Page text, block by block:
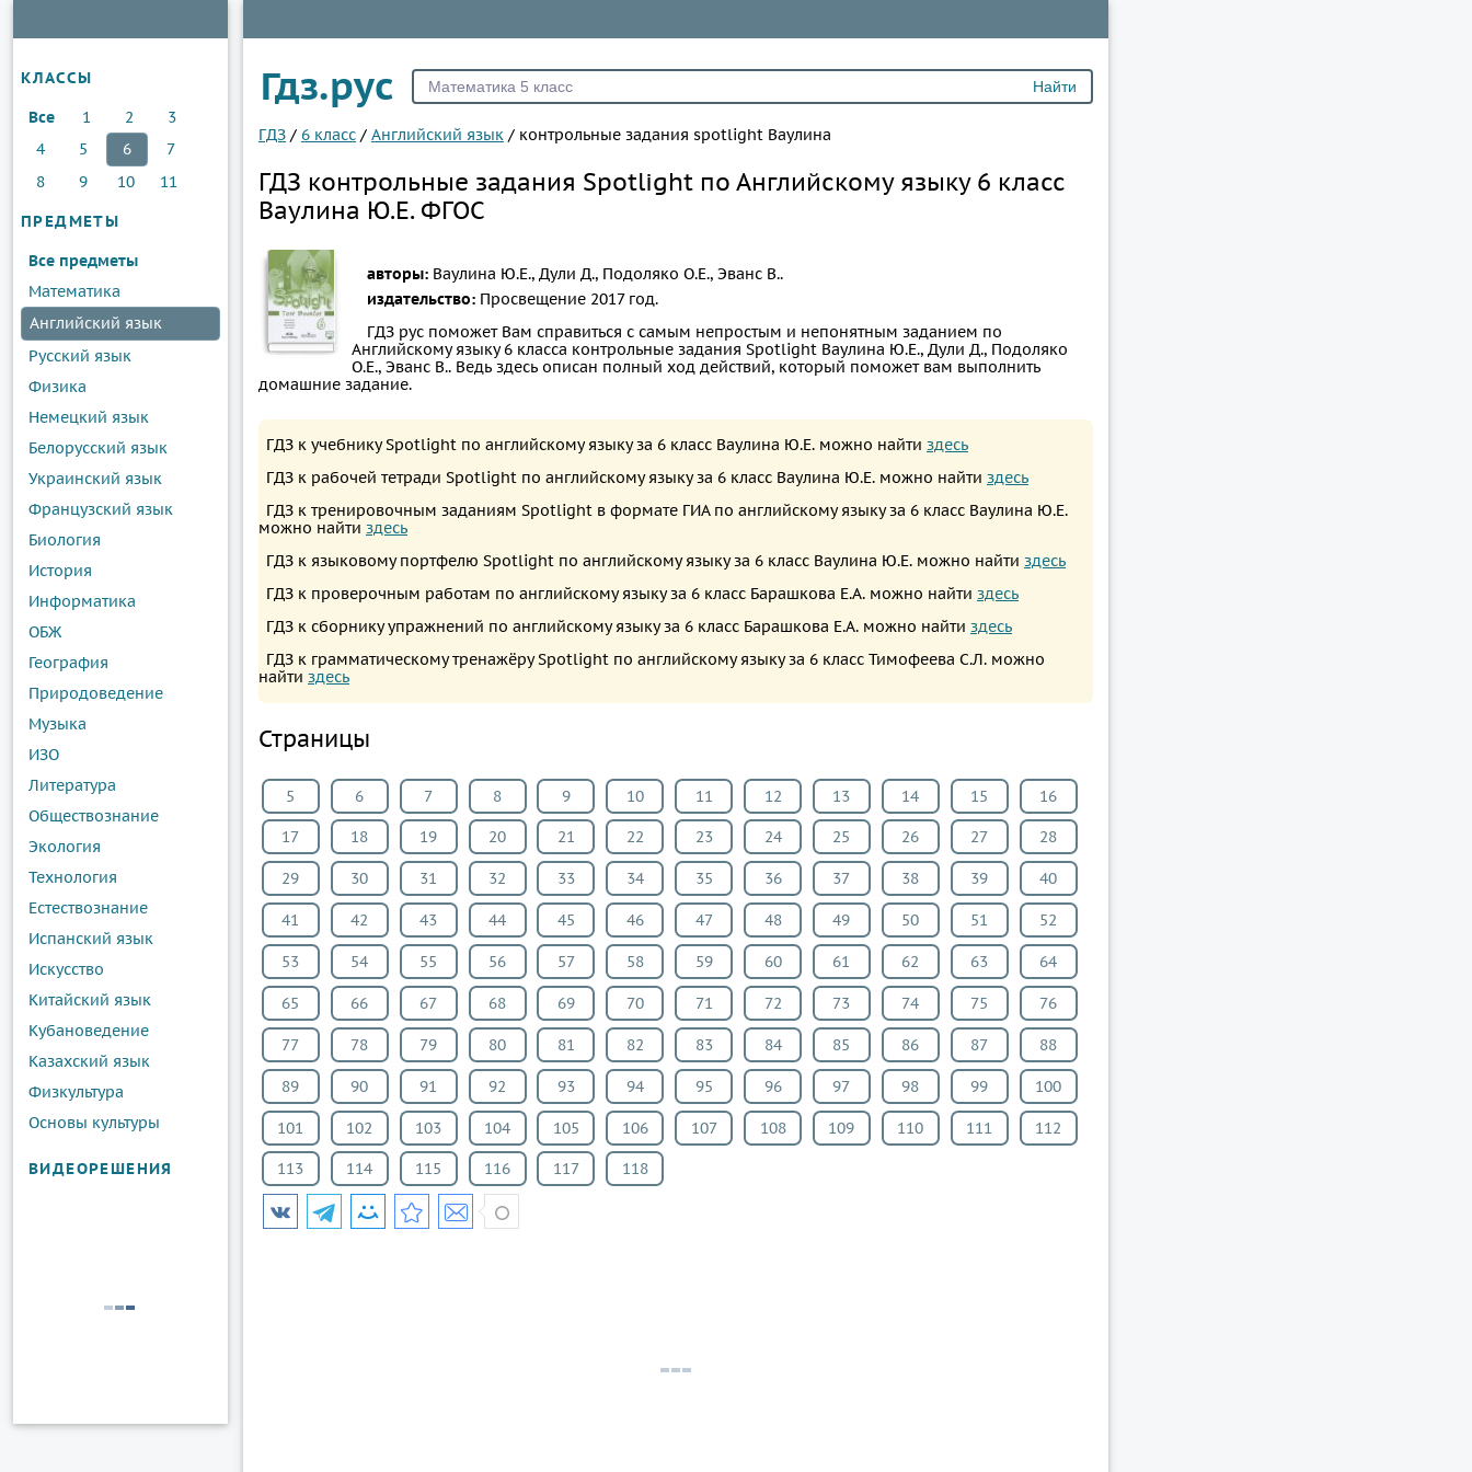
КЛАССЫ
Все
1 2
3
4
5 6
7
8
9 10
11
ПРЕДМЕТЫ
Все предметы
Математика
Английский язык
Русский язык
Физика
Немецкий язык
Белорусский язык
Украинский язык
Французский язык
Биология
История
Информатика
ОБЖ
География
Природоведение
Музыка
ИЗО
Литература
Обществознание
Экология
Технология
Естествознание
Испанский язык
Искусство
Китайский язык
Кубановедение
Казахский язык
Физкультура
Основы культуры
ВИДЕОРЕШЕНИЯ
Гдз.рус
ГДЗ / 6 класс / Английский язык / контрольные задания spotlight Ваулина
ГДЗ контрольные задания Spotlight по Английскому языку 6 класс
Ваулина Ю.Е. ФГОС
авторы: Ваулина Ю.Е., Дули Д., Подоляко О.Е., Эванс В..
издательство: Просвещение 2017 год.
ГДЗ рус поможет Вам справиться с самым непростым и непонятным заданием по
Английскому языку 6 класса контрольные задания Spotlight Ваулина Ю.Е., Дули Д., Подоляко
О.Е., Эванс В.. Ведь здесь описан полный ход действий, который поможет вам выполнить
домашние задание.
ГДЗ к учебнику Spotlight по английскому языку за 6 класс Ваулина Ю.Е. можно найти здесь
ГДЗ к рабочей тетради Spotlight по английскому языку за 6 класс Ваулина Ю.Е. можно найти здесь
ГДЗ к тренировочным заданиям Spotlight в формате ГИА по английскому языку за 6 класс Ваулина Ю.Е.
можно найти здесь
ГДЗ к языковому портфелю Spotlight по английскому языку за 6 класс Ваулина Ю.Е. можно найти здесь
ГДЗ к проверочным работам по английскому языку за 6 класс Барашкова Е.А. можно найти здесь
ГДЗ к сборнику упражнений по английскому языку за 6 класс Барашкова Е.А. можно найти здесь
ГДЗ к грамматическому тренажёру Spotlight по английскому языку за 6 класс Тимофеева С.Л. можно
найти здесь
Страницы
5 6 7 8 9 10 11 12 13 14 15 16
17 18 19 20 21 22 23 24 25 26 27 28
29 30 31 32 33 34 35 36 37 38 39 40
41 42 43 44 45 46 47 48 49 50 51 52
53 54 55 56 57 58 59 60 61 62 63 64
65 66 67 68 69 70 71 72 73 74 75 76
77 78 79 80 81 82 83 84 85 86 87 88
89 90 91 92 93 94 95 96 97 98 99 100
101 102 103 104 105 106 107 108 109 110 111 112
113 114 115 116 117 118